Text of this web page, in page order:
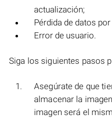
actualización;
Pérdida de datos
Error de usuario.
Siga los siguientes pasos
Asegúrate de que
almacenar la
imagen será el